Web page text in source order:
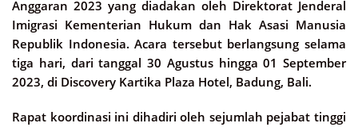
Anggaran 2023 yang diadakan oleh Direktorat Jenderal
Imigrasi Kementerian Hukum dan Hak Asasi Manusia
Republik Indonesia. Acara tersebut berlangsung selama
tiga hari, dari tanggal 30 Agustus hingga 01 September
2023, di Discovery Kartika Plaza Hotel, Badung, Bali.
Rapat koordinasi ini dihadiri oleh sejumlah pejabat tinggi